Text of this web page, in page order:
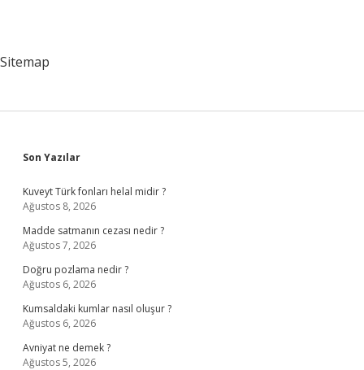
Sitemap
Sidebar
Son Yazılar
Kuveyt Türk fonları helal midir ?
Ağustos 8, 2026
Madde satmanın cezası nedir ?
Ağustos 7, 2026
Doğru pozlama nedir ?
Ağustos 6, 2026
Kumsaldaki kumlar nasıl oluşur ?
Ağustos 6, 2026
Avniyat ne demek ?
Ağustos 5, 2026